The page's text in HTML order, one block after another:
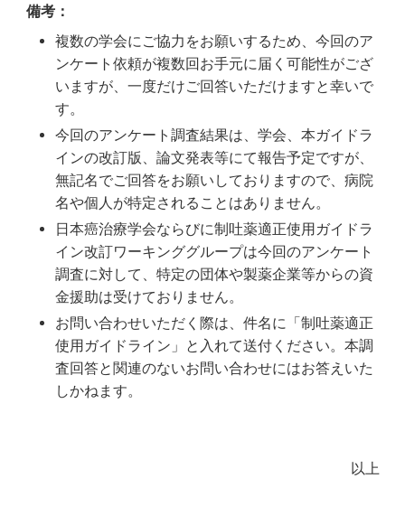
備考：
複数の学会にご協力をお願いするため、今回のア
ンケート依頼が複数回お手元に届く可能性がござ
いますが、一度だけご回答いただけますと幸いで
す。
今回のアンケート調査結果は、学会、本ガイドラ
インの改訂版、論文発表等にて報告予定ですが、
無記名でご回答をお願いしておりますので、病院
名や個人が特定されることはありません。
日本癌治療学会ならびに制吐薬適正使用ガイドラ
イン改訂ワーキンググループは今回のアンケート
調査に対して、特定の団体や製薬企業等からの資
金援助は受けておりません。
お問い合わせいただく際は、件名に「制吐薬適正
使用ガイドライン」と入れて送付ください。本調
査回答と関連のないお問い合わせにはお答えいた
しかねます。
以上